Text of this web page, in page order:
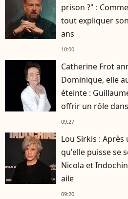
prison ?" :
tout expliquer
ans
10:00
Catherine Frot
Dominique, elle
éteinte :
offrir un rôle
Cotillard
09:27
Lou Sirkis :
qu'elle puisse se
Nicola et
aile
09:20